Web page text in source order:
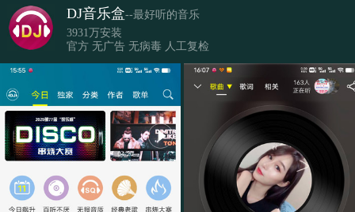
DJ音乐盒--最好听的音乐
3931万安装
官方 无广告 无病毒 人工复检